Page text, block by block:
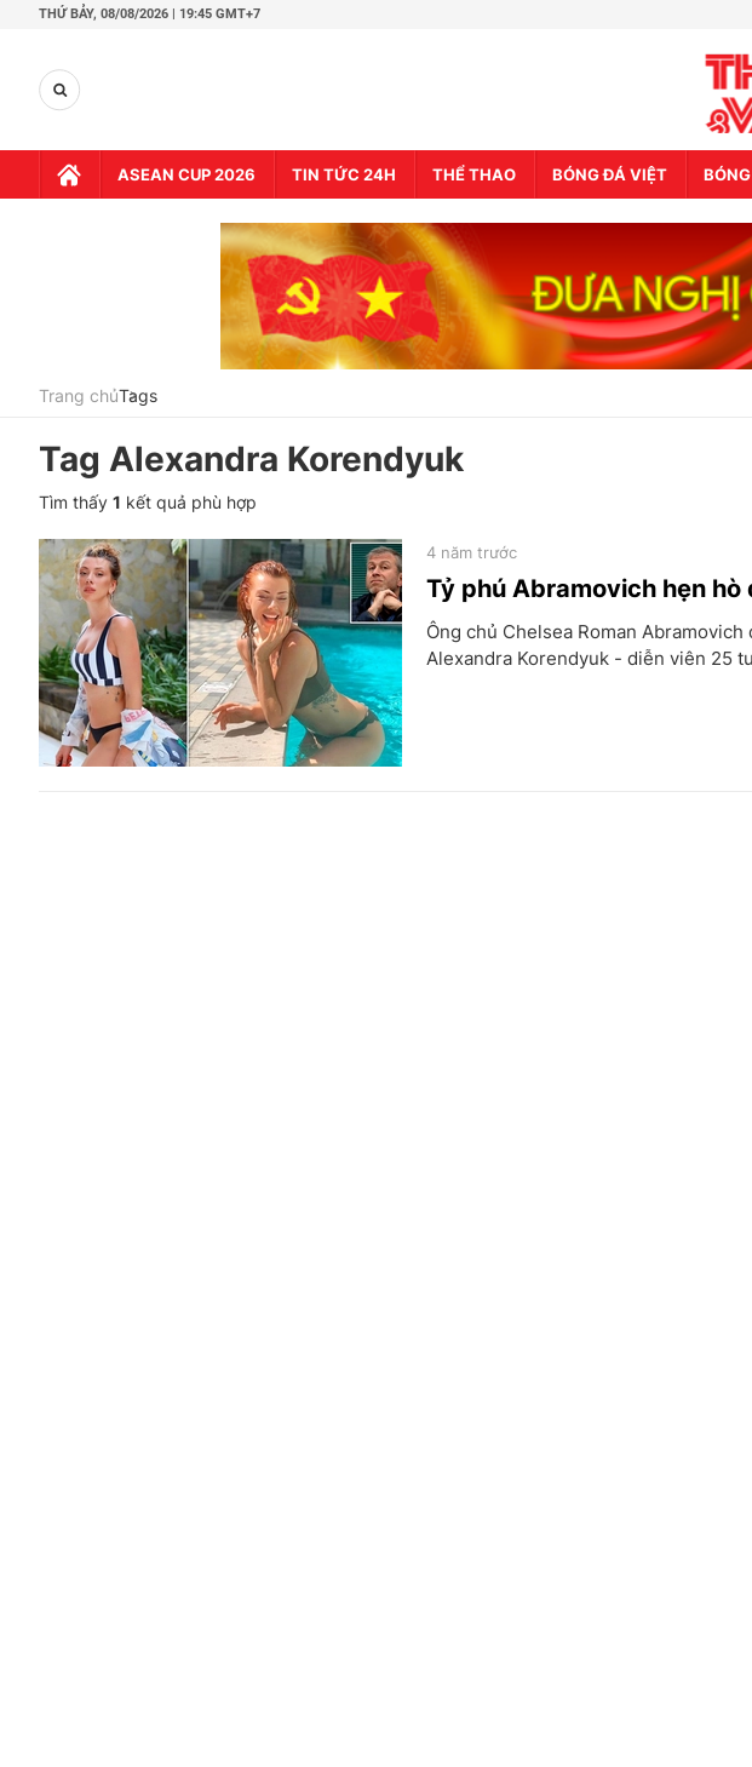
THỨ BẢY, 08/08/2026 | 19:45 GMT+7
ASEAN CUP 2026 TIN TỨC 24H THỂ THAO BÓNG ĐÁ VIỆT
Trang chủTags
Tag Alexandra Korendyuk
Tìm thấy 1 kết quả phù hợp
Tỷ phú Abramovich hẹn
4 năm trước
Ông chủ Chelsea Roman
Alexandra Korendyuk - diễn viên 25